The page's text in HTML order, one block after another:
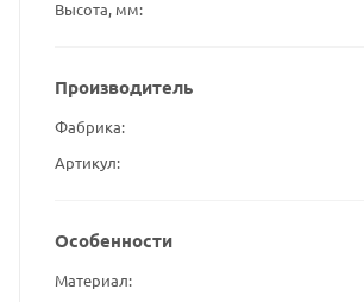
Высота, мм
Производитель
Фабрика
Артикул
Особенности
Материал